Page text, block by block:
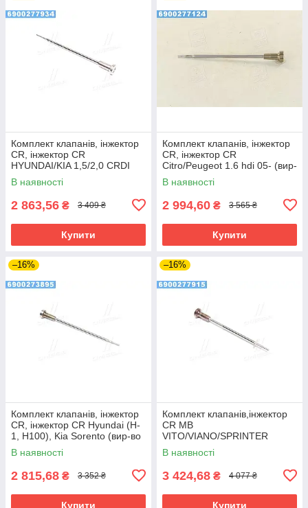
Комплект клапанів, інжектор
CR, інжектор CR
HYUNDAI/KIA 1,5/2,0 CRDI
(вир-во Bosch)
В наявності
2 863,56 ₴ 3 409 ₴
Купити
Комплект клапанів, інжектор
CR, інжектор CR
Citro/Peugeot 1.6 hdi 05- (вир-
во Bosch)
В наявності
2 994,60 ₴ 3 565 ₴
Купити
–16%
Комплект клапанів, інжектор
CR, інжектор CR Hyundai (H-
1, H100), Kia Sorento (вир-во
Bosch)
В наявності
2 815,68 ₴ 3 352 ₴
Купити
–16%
Комплект клапанів,інжектор
CR MB
VITO/VIANO/SPRINTER
2,1/2,2/2,7/3,2 (вир-во Bosch)
В наявності
3 424,68 ₴ 4 077 ₴
Купити